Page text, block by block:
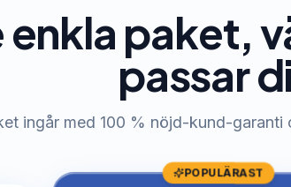
enkla paket,
passar
ingår med 100 % nöjd-kund-garanti
POPULÄRAST